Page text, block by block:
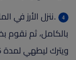
.ننزل الأرز في
بالكامل، ثم نقوم
ويترك ليطهي لمدة 15 دقيقة.